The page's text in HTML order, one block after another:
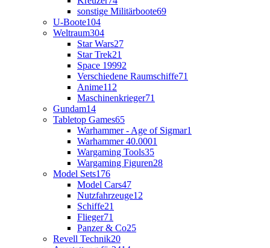
sonstige Militärboote69
U-Boote104
Weltraum304
Star Wars27
Star Trek21
Space 19992
Verschiedene Raumschiffe71
Anime112
Maschinenkrieger71
Gundam14
Tabletop Games65
Warhammer - Age of Sigmar1
Warhammer 40.0001
Wargaming Tools35
Wargaming Figuren28
Model Sets176
Model Cars47
Nutzfahrzeuge12
Schiffe21
Flieger71
Panzer & Co25
Revell Technik20